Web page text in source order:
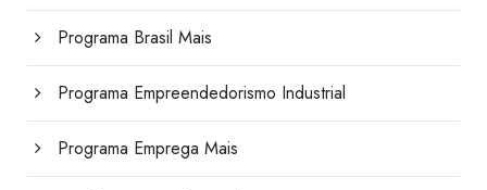
Programa Brasil Mais
Programa Empreendedorismo Industrial
Programa Emprega Mais